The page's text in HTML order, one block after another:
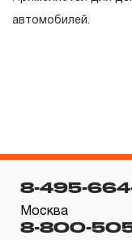
автомобилей.
нарушал
1.2
8-495-
Москва
8-800-